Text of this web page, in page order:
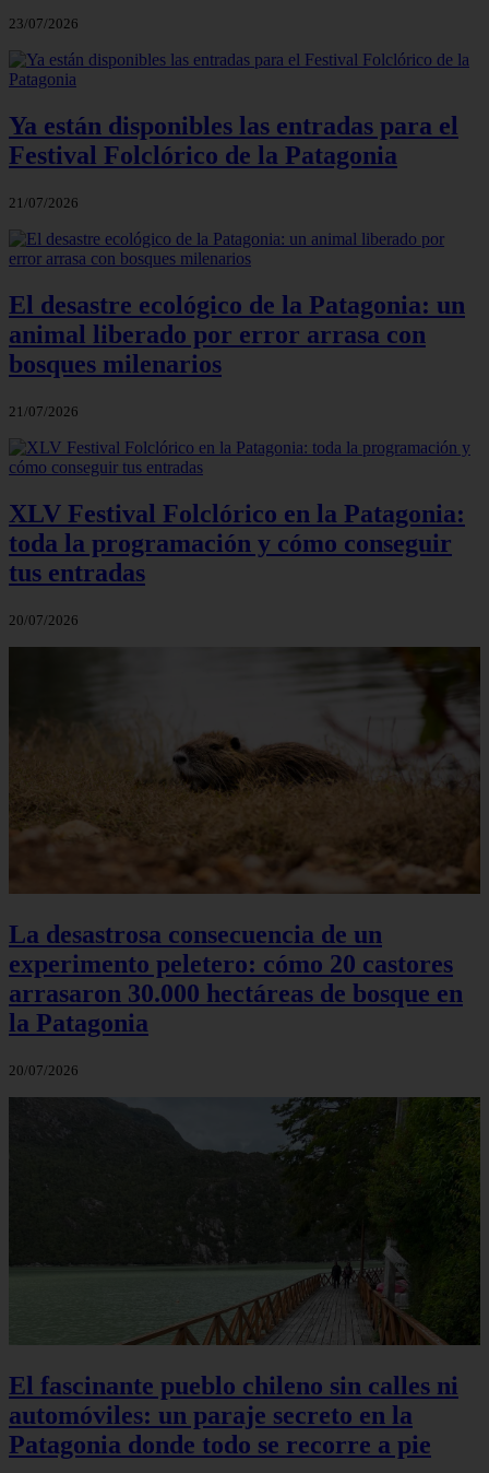
23/07/2026
Ya están disponibles las entradas para el
Festival Folclórico de la Patagonia
21/07/2026
El desastre ecológico de la Patagonia: un
animal liberado por error arrasa con
bosques milenarios
21/07/2026
XLV Festival Folclórico en la Patagonia:
toda la programación y cómo conseguir
tus entradas
20/07/2026
La desastrosa consecuencia de un
experimento peletero: cómo 20 castores
arrasaron 30.000 hectáreas de bosque en
la Patagonia
20/07/2026
El fascinante pueblo chileno sin calles ni
automóviles: un paraje secreto en la
Patagonia donde todo se recorre a pie